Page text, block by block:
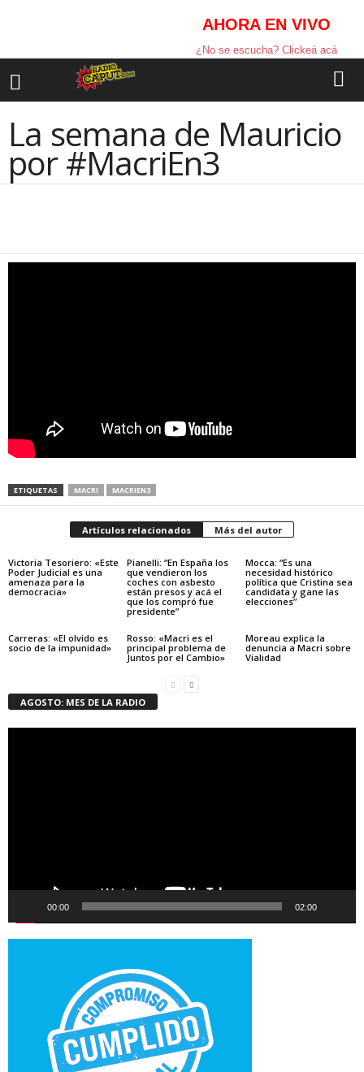
AHORA EN VIVO
¿No se escucha? Clickeá acá
La semana de Mauricio
por #MacriEn3
ETIQUETAS MACRI MACRIEN3
Artículos relacionados Más del autor
Victoria Tesoriero: «Este
Poder Judicial es una
amenaza para la
democracia»
Pianelli: “En España los
que vendieron los
coches con asbesto
están presos y acá el
que los compró fue
presidente”
Mocca: “Es una
necesidad histórico
política que Cristina sea
candidata y gane las
elecciones”
Carreras: «El olvido es
socio de la impunidad»
Rosso: «Macri es el
principal problema de
Juntos por el Cambio»
Moreau explica la
denuncia a Macri sobre
Vialidad
AGOSTO: MES DE LA RADIO
00:00 02:00